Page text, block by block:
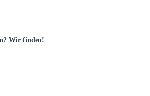
Wir finden!